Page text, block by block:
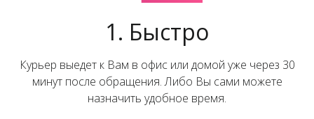
1. Быстро
Курьер выедет к Вам в офис или домой уже через 30
минут после обращения. Либо Вы сами можете
назначить удобное время.